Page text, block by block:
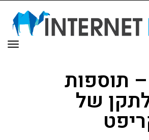
ES2019 – תוספות
של